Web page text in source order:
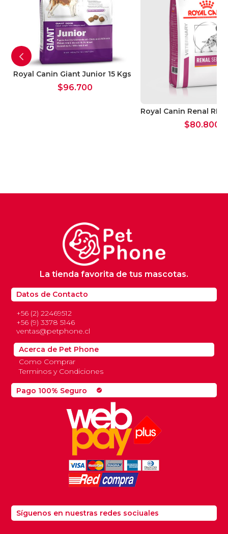
Royal Canin Giant Junior 15 Kgs
$96.700
Royal Canin Renal RF
$80.800
Pago 100% Seguro check_circle
Datos de Contacto
+56 (2) 22469512
+56 (9) 3378 5146
ventas@petphone.cl
La tienda favorita de tus mascotas.
Acerca de Pet Phone
Como Comprar
Terminos y Condiciones
Síguenos en nuestras redes sociuales